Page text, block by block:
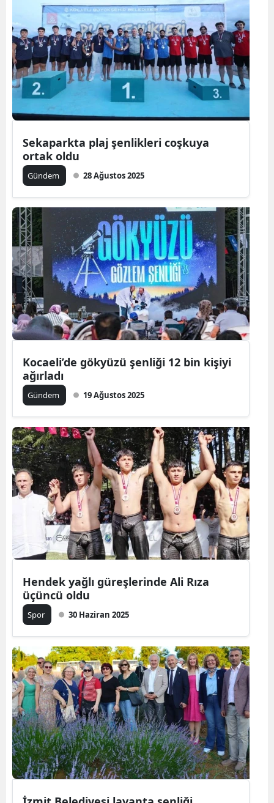
Sekaparkta plaj şenlikleri coşkuya
ortak oldu
Gündem 28 Ağustos 2025
Kocaeli’de gökyüzü şenliği 12 bin kişiyi
ağırladı
Gündem 19 Ağustos 2025
Hendek yağlı güreşlerinde Ali Rıza
üçüncü oldu
Spor 30 Haziran 2025